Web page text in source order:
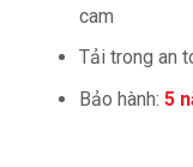
cam
Tải trong an
Bảo hành: 5